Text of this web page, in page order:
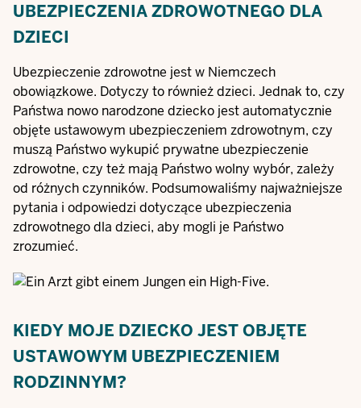
UBEZPIECZENIA ZDROWOTNEGO DLA
DZIECI
Ubezpieczenie zdrowotne jest w Niemczech
obowiązkowe. Dotyczy to również dzieci. Jednak to, czy
Państwa nowo narodzone dziecko jest automatycznie
objęte ustawowym ubezpieczeniem zdrowotnym, czy
muszą Państwo wykupić prywatne ubezpieczenie
zdrowotne, czy też mają Państwo wolny wybór, zależy
od różnych czynników. Podsumowaliśmy najważniejsze
pytania i odpowiedzi dotyczące ubezpieczenia
zdrowotnego dla dzieci, aby mogli je Państwo
zrozumieć.
KIEDY MOJE DZIECKO JEST OBJĘTE
USTAWOWYM UBEZPIECZENIEM
RODZINNYM?